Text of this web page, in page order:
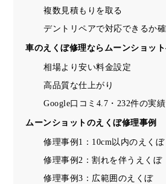
複数見積もりを取る
デントリペアで対応できるか
車のえくぼ修理ならムーンショッ
相場より安い料金設定
高品質な仕上がり
Google口コミ4.7・232件の実績
ムーンショットのえくぼ修理事例
修理事例1：10cm以内のえくぼ
修理事例2：割れを伴うえくぼ
修理事例3：広範囲のえくぼ